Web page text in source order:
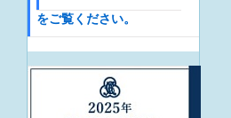
をご覧ください。